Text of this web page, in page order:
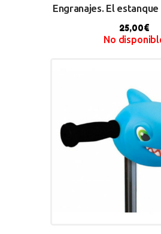
Engranajes. El
25,00€
No